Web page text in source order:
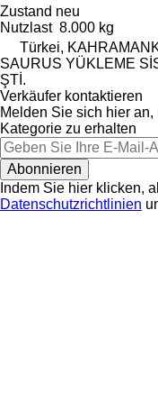
Zustand neu
Nutzlast 8.000 kg
Türkei,
SAURUS YÜKLEME
ŞTİ.
Verkäufer kontaktieren
Melden Sie sich hier
Kategorie zu erhalten
Abonnieren
Indem Sie hier klicken,
Datenschutzrichtlinien